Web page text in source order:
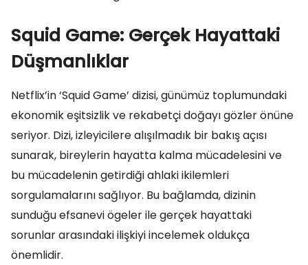
Squid Game: Gerçek Hayattaki
Düşmanlıklar
Netflix’in ‘Squid Game’ dizisi, günümüz toplumundaki
ekonomik eşitsizlik ve rekabetçi doğayı gözler önüne
seriyor. Dizi, izleyicilere alışılmadık bir bakış açısı
sunarak, bireylerin hayatta kalma mücadelesini ve
bu mücadelenin getirdiği ahlaki ikilemleri
sorgulamalarını sağlıyor. Bu bağlamda, dizinin
sunduğu efsanevi ögeler ile gerçek hayattaki
sorunlar arasındaki ilişkiyi incelemek oldukça
önemlidir.